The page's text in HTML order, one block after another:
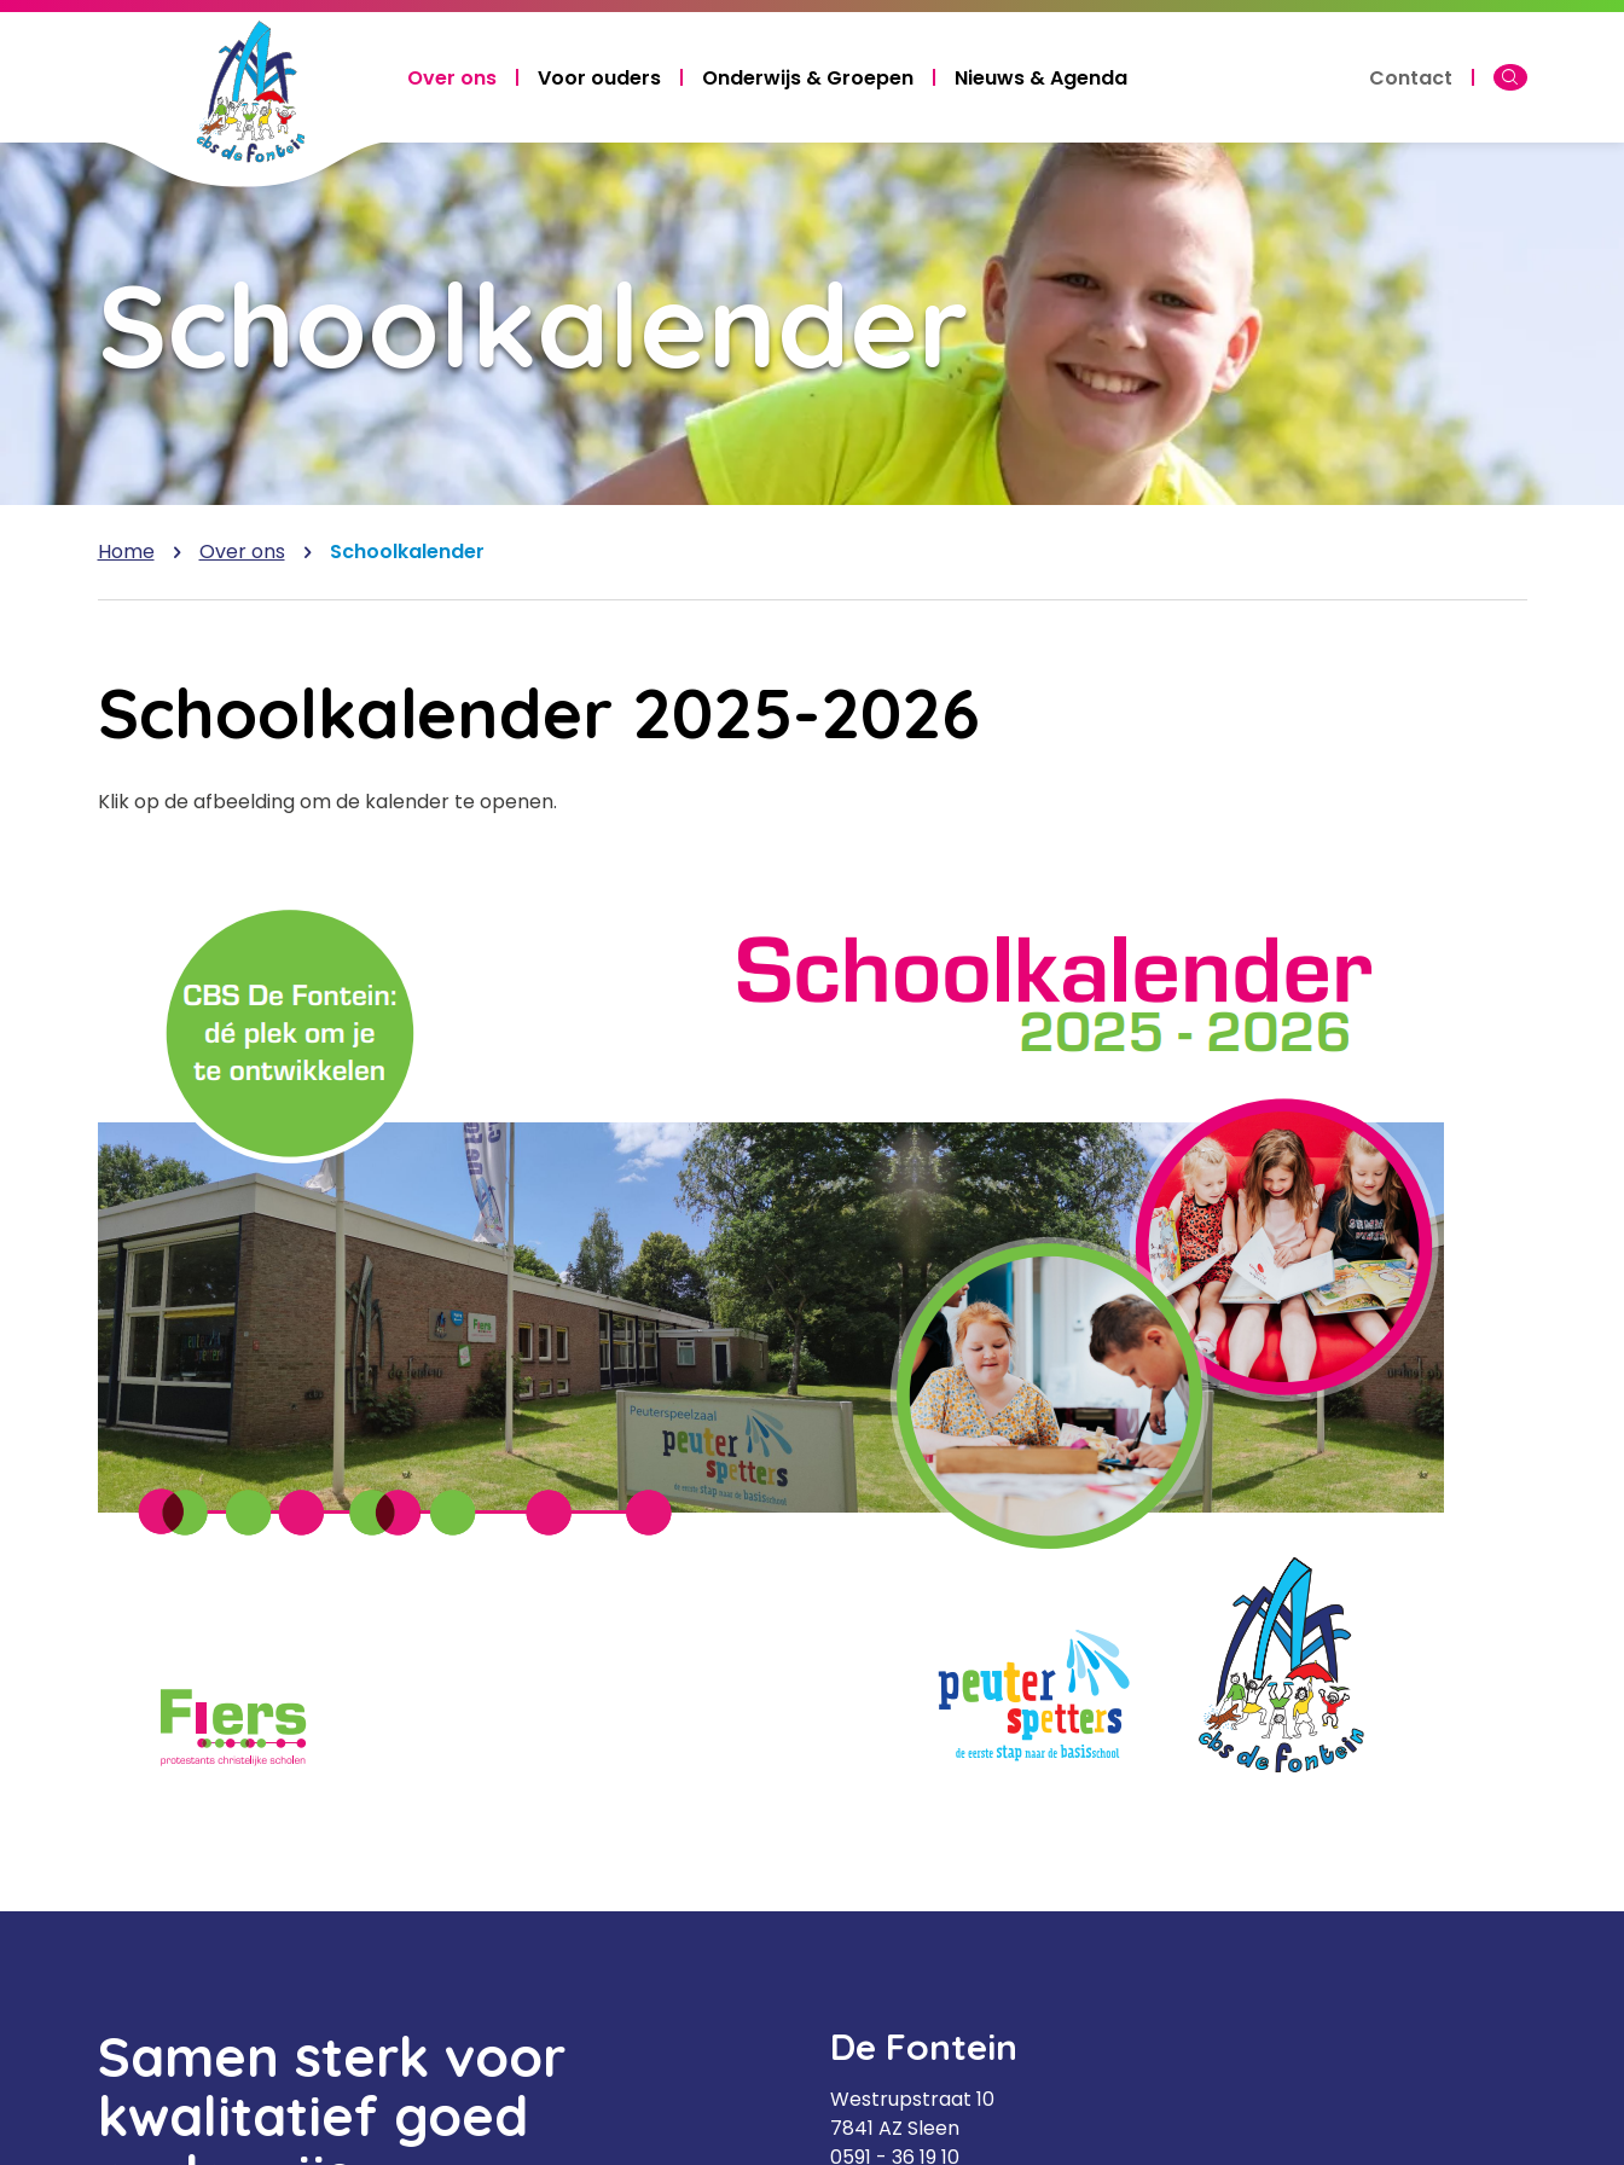
Over ons Voor ouders Onderwijs & Groepen Nieuws & Agenda Contact
Laden...
Schoolkalender
Home Over ons Schoolkalender
Schoolkalender 2025-2026
Klik op de afbeelding om de kalender te openen.
Samen sterk voor
kwalitatief goed
De Fontein
Westrupstraat 10
7841 AZ Sleen
0591 - 36 19 10